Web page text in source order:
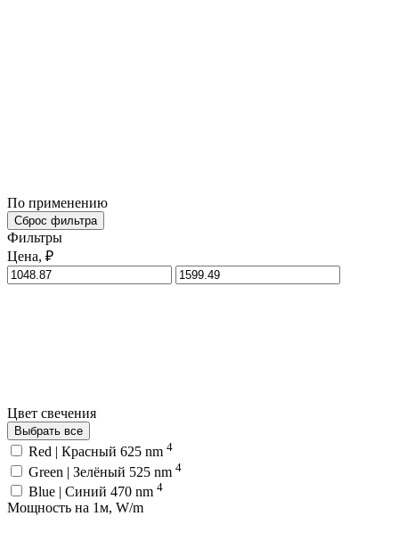
По применению
Сброс фильтра
Фильтры
Цена, ₽
Цвет свечения
Выбрать все
Red | Красный 625 nm 4
Green | Зелёный 525 nm 4
Blue | Синий 470 nm 4
Мощность на 1м, W/m